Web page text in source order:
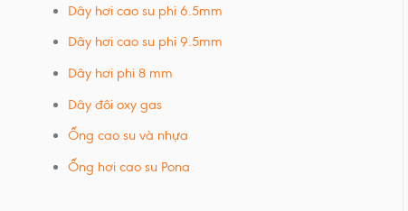
Dây hơi cao su phi 6.5mm
Dây hơi cao su phi 9.5mm
Dây hơi phi 8 mm
Dây đôi oxy gas
Ống cao su và nhựa
Ống hơi cao su Pona